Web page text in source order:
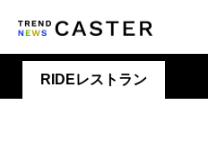
RIDEレストラン